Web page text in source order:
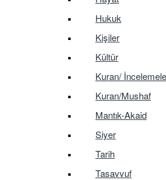
Hukuk
Kişiler
Kültür
Kuran/
Kuran/Mushaf
Mantık-Akaid
Siyer
Tarih
Tasavvuf